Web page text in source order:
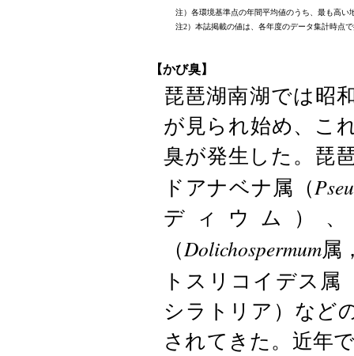
注）各環境基準点の年間平均値のうち、最も高い
注2）本誌掲載の値は、各年度のデータ集計時点
【かび臭】
琵琶湖南湖では昭
が見られ始め、こ
臭が発生した。琵
ドアナベナ属（
ディウム）
（Dolichospermum属
トスリコイデス属
シラトリア）など
されてきた。近年